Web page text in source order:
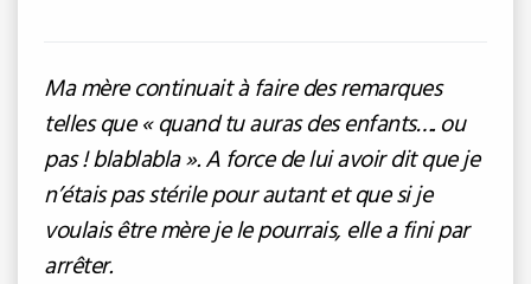
Ma mère continuait à faire des remarques
telles que « quand tu auras des enfants…. ou
pas ! blablabla ». A force de lui avoir dit que je
n’étais pas stérile pour autant et que si je
voulais être mère je le pourrais, elle a fini par
arrêter.